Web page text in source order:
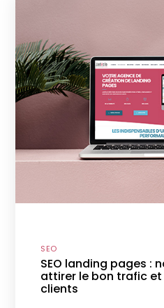
SEO
SEO landing pages :
attirer le bon trafic et
clients